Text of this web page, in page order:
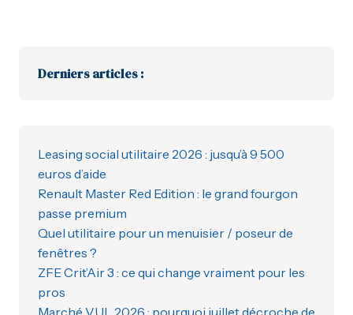
Derniers articles :
Leasing social utilitaire 2026 : jusqu’à 9 500
euros d’aide
Renault Master Red Edition : le grand fourgon
passe premium
Quel utilitaire pour un menuisier / poseur de
fenêtres ?
ZFE Crit’Air 3 : ce qui change vraiment pour les
pros
Marché VUL 2026 : pourquoi juillet décroche de